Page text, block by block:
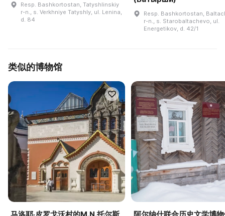
Resp. Bashkortostan, Tatyshlinskiy
r-n., s. Verkhniye Tatyshly, ul. Lenina,
d. 84
Resp. Bashkortostan,
r-n., s. Starobaltachevo, ul.
Energetikov, d. 42/1
类似的博物馆